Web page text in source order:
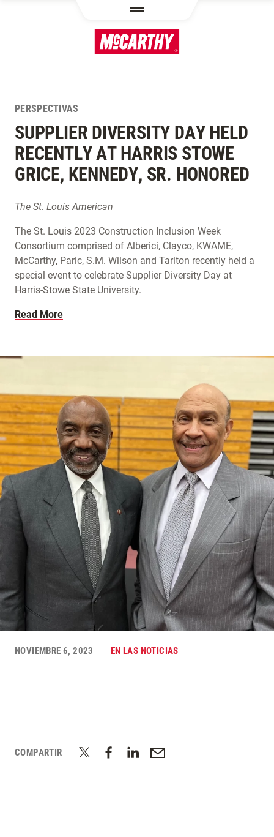
PERSPECTIVAS
SUPPLIER DIVERSITY DAY HELD
RECENTLY AT HARRIS STOWE
GRICE, KENNEDY, SR. HONORED
The St. Louis American
The St. Louis 2023 Construction Inclusion Week
Consortium comprised of Alberici, Clayco, KWAME,
McCarthy, Paric, S.M. Wilson and Tarlton recently held a
special event to celebrate Supplier Diversity Day at
Harris-Stowe State University.
Read More
NOVIEMBRE 6, 2023 EN LAS NOTICIAS
COMPARTIR